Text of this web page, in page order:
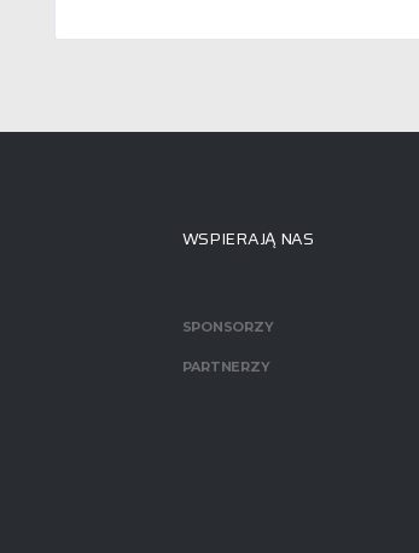
WSPIERAJĄ NAS
SPONSORZY
PARTNERZY